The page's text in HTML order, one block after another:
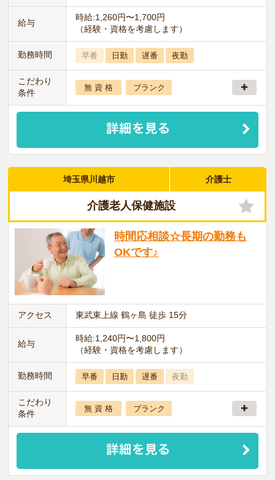
給与
時給:1,260円〜1,700円
（経験・資格を考慮します）
勤務時間 早番 日勤 遅番 夜勤
こだわり
条件
無 資 格 ブランク
埼玉県川越市 介護士
介護老人保健施設
時間応相談☆長期の勤務も
OKです♪
アクセス 東武東上線 鶴ヶ島 徒歩 15分
給与
時給:1,240円〜1,800円
（経験・資格を考慮します）
勤務時間 早番 日勤 遅番 夜勤
こだわり
条件
無 資 格 ブランク